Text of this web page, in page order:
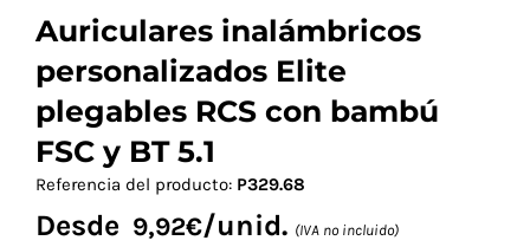
Auriculares inalámbricos
personalizados Elite
plegables RCS con bambú
FSC y BT 5.1
Referencia del producto: P329.68
Desde 9,92€/unid. (IVA no incluido)